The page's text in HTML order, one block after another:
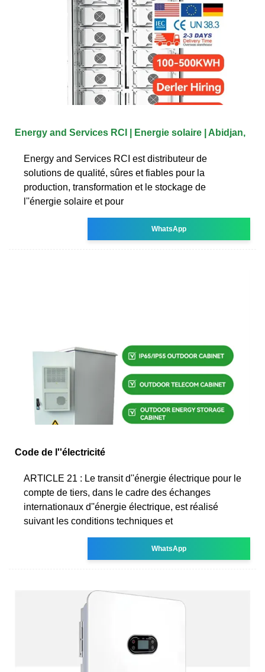
Energy and Services RCI | Energie solaire | Abidjan,
Energy and Services RCI est distributeur de
solutions de qualité, sûres et fiables pour la
production, transformation et le stockage de
l''énergie solaire et pour
WhatsApp
Code de l''électricité
ARTICLE 21 : Le transit d''énergie électrique pour le
compte de tiers, dans le cadre des échanges
internationaux d''énergie électrique, est réalisé
suivant les conditions techniques et
WhatsApp